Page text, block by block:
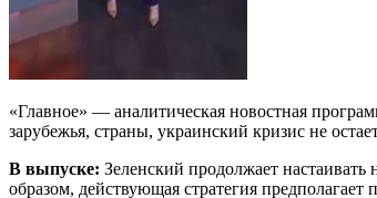
«Главное» — аналитическая новостная
зарубежья, страны, украинский кризис не
В выпуске: Зеленский продолжает
образом, действующая стратегия